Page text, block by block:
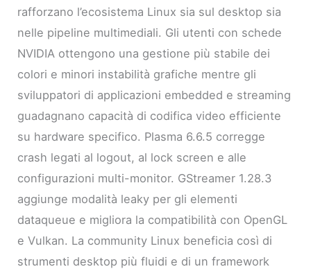
rafforzano l’ecosistema Linux sia sul desktop sia
nelle pipeline multimediali. Gli utenti con schede
NVIDIA ottengono una gestione più stabile dei
colori e minori instabilità grafiche mentre gli
sviluppatori di applicazioni embedded e streaming
guadagnano capacità di codifica video efficiente
su hardware specifico. Plasma 6.6.5 corregge
crash legati al logout, al lock screen e alle
configurazioni multi-monitor. GStreamer 1.28.3
aggiunge modalità leaky per gli elementi
dataqueue e migliora la compatibilità con OpenGL
e Vulkan. La community Linux beneficia così di
strumenti desktop più fluidi e di un framework